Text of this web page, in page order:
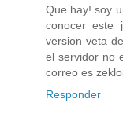
Que hay! soy
conocer este
version veta
el servidor no
correo es
Responder